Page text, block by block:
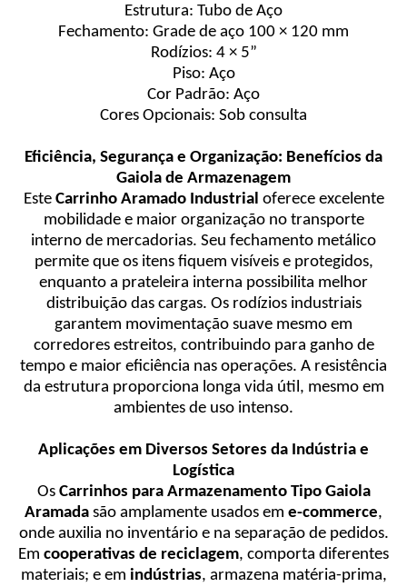
Estrutura: Tubo de Aço
Fechamento: Grade de aço 100 × 120 mm
Rodízios: 4 × 5”
Piso: Aço
Cor Padrão: Aço
Cores Opcionais: Sob consulta
Eficiência, Segurança e Organização: Benefícios da
Gaiola de Armazenagem
Este Carrinho Aramado Industrial oferece excelente
mobilidade e maior organização no transporte
interno de mercadorias. Seu fechamento metálico
permite que os itens fiquem visíveis e protegidos,
enquanto a prateleira interna possibilita melhor
distribuição das cargas. Os rodízios industriais
garantem movimentação suave mesmo em
corredores estreitos, contribuindo para ganho de
tempo e maior eficiência nas operações. A resistência
da estrutura proporciona longa vida útil, mesmo em
ambientes de uso intenso.
Aplicações em Diversos Setores da Indústria e
Logística
Os Carrinhos para Armazenamento Tipo Gaiola
Aramada são amplamente usados em e-commerce,
onde auxilia no inventário e na separação de pedidos.
Em cooperativas de reciclagem, comporta diferentes
materiais; e em indústrias, armazena matéria-prima,